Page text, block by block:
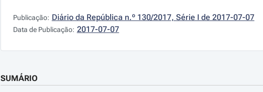
Publicação: Diário da República n.º 130/2017, Série I de 2017-07-07
Data de Publicação: 2017-07-07
SUMÁRIO